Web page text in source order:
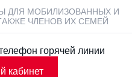
ДЛЯ МОБИЛИЗОВАННЫХ И
ЧЛЕНОВ ИХ СЕМЕЙ
горячей линии
кабинет